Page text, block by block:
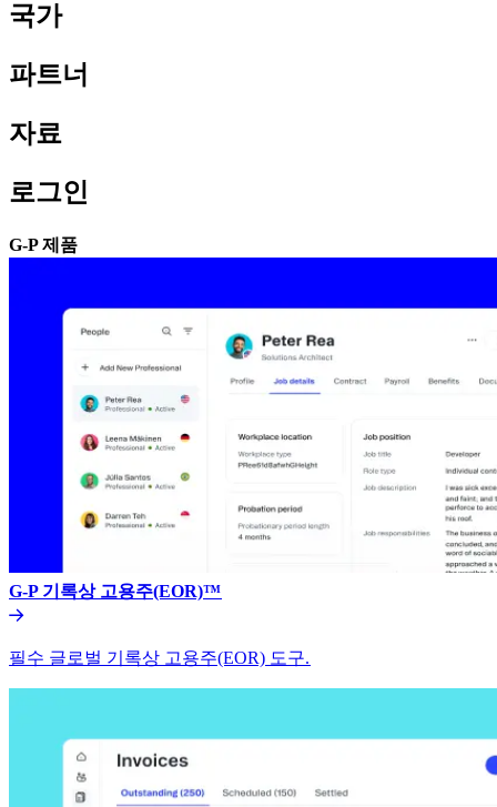
국가​​
파트너​​
자료​​
로그인​​
G-P 제품​​
G-P 기록상 고용주(EOR)™​​
필수 글로벌 기록상 고용주(EOR) 도구.​​